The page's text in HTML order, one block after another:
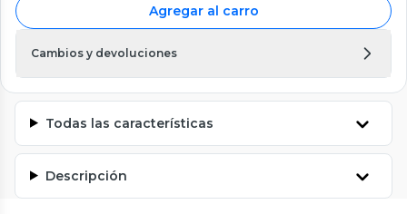
Agregar al carro
Cambios y devoluciones
Todas las características
Descripción